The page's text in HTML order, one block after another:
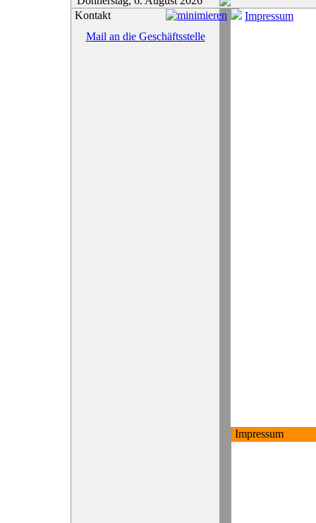
Kontakt
Mail an die Geschäftsstelle
Impressum
Impressum